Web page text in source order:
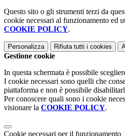
Questo sito o gli strumenti terzi da
cookie necessari al funzionamento ed
COOKIE POLICY.
Personalizza Rifiuta tutti i cookies
Gestione cookie
In questa schermata è possibile
I cookie necessari sono quelli che
piattaforma e non è possibile
Per conoscere quali sono i cookie
visionare la COOKIE POLICY.
Cookie necessari per il funzionamento